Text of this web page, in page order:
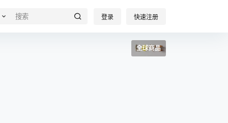
登录 快速注册
全球商品